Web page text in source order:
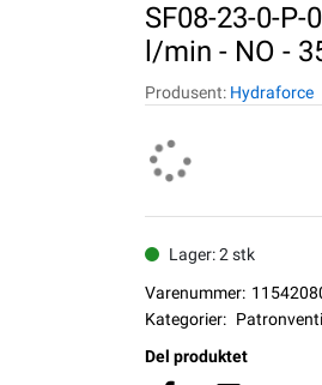
SF08-23-0-
l/min - NO -
Produsent: Hydraforce
Lager: 2 stk
Varenummer:
Kategorier:
Del produktet